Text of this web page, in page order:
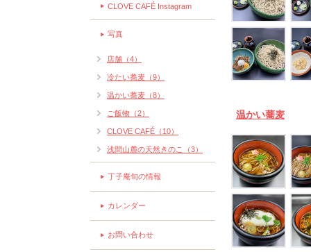
温かい蕎麦
CLOVE CAFÉ Instagram
写真
店舗（4）
冷たい蕎麦（9）
温かい蕎麦（8）
ご飯物（2）
CLOVE CAFÉ（10）
浅間山麓の天然きのこ（3）
丁子庵旬の情報
カレンダー
お問い合わせ